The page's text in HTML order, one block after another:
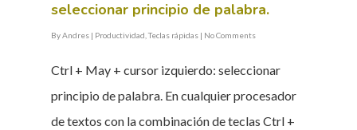
seleccionar principio de palabra.
ByAndres | Productividad ,Teclas rápidas | No Comments
Ctrl + May + cursor izquierdo: seleccionar
principio de palabra. En cualquier procesador
de textos con la combinación de teclas Ctrl +